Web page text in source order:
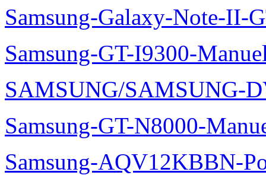
Samsung-Galaxy-Note-II-
Samsung-GT-I9300-
SAMSUNG/SAMSUNG-
Samsung-GT-N8000-
Samsung-AQV12KBBN-